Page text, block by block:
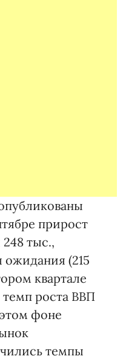
прирост
тыс.,
ожидания (215
квартале
темп роста ВВП
фоне
темпы